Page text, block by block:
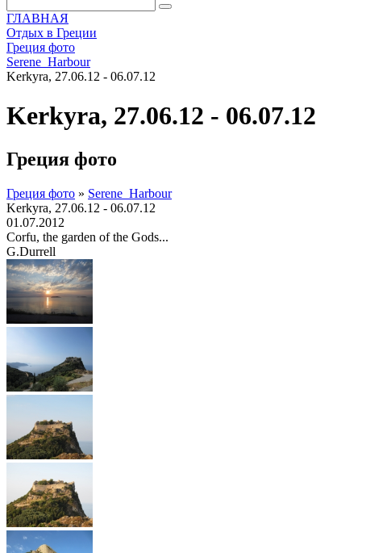
ГЛАВНАЯ
Отдых в Греции
Греция фото
Serene_Harbour
Kerkyra, 27.06.12 - 06.07.12
Kerkyra, 27.06.12 - 06.07.12
Греция фото
Греция фото » Serene_Harbour
Kerkyra, 27.06.12 - 06.07.12
01.07.2012
Corfu, the garden of the Gods...
G.Durrell